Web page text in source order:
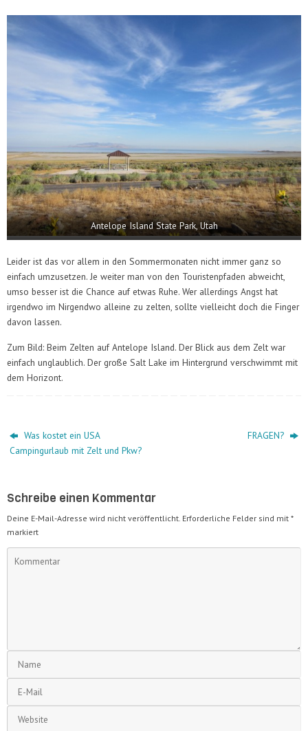
Antelope Island State Park, Utah
Leider ist das vor allem in den Sommermonaten nicht immer ganz so
einfach umzusetzen. Je weiter man von den Touristenpfaden abweicht,
umso besser ist die Chance auf etwas Ruhe. Wer allerdings Angst hat
irgendwo im Nirgendwo alleine zu zelten, sollte vielleicht doch die Finger
davon lassen.
Zum Bild: Beim Zelten auf Antelope Island. Der Blick aus dem Zelt war
einfach unglaublich. Der große Salt Lake im Hintergrund verschwimmt mit
dem Horizont.
Was kostet ein USA
Campingurlaub mit Zelt und Pkw?
FRAGEN?
Schreibe einen Kommentar
Deine E-Mail-Adresse wird nicht veröffentlicht. Erforderliche Felder sind mit *
markiert